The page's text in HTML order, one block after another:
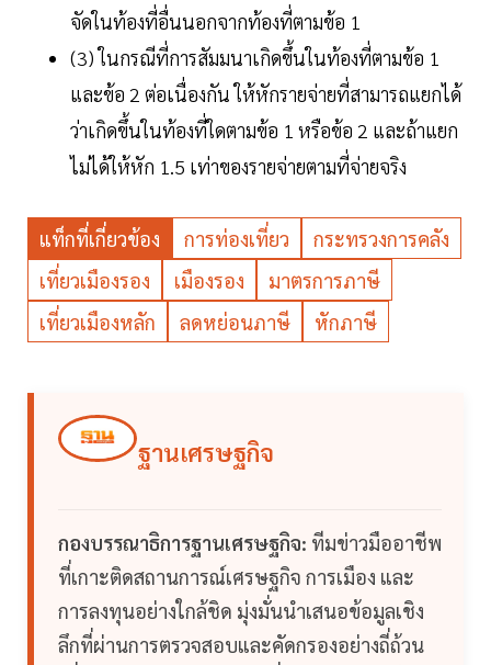
จัดในท้องที่อื่นนอกจากท้องที่ตามข้อ 1
(3) ในกรณีที่การสัมมนาเกิดขึ้นในท้องที่ตามข้อ 1
และข้อ 2 ต่อเนื่องกัน ให้หักรายจ่ายที่สามารถแยกได้
ว่าเกิดขึ้นในท้องที่ใดตามข้อ 1 หรือข้อ 2 และถ้าแยก
ไม่ได้ให้หัก 1.5 เท่าของรายจ่ายตามที่จ่ายจริง
แท็กที่เกี่ยวข้อง การท่องเที่ยว
กระทรวงการคลัง
เที่ยวเมืองรอง
เมืองรอง
มาตรการภาษี
เที่ยวเมืองหลัก
ลดหย่อนภาษี หักภาษี
ฐานเศรษฐกิจ
กองบรรณาธิการฐานเศรษฐกิจ: ทีมข่าวมืออาชีพ
ที่เกาะติดสถานการณ์เศรษฐกิจ การเมือง และ
การลงทุนอย่างใกล้ชิด มุ่งมั่นนำเสนอข้อมูลเชิง
ลึกที่ผ่านการตรวจสอบและคัดกรองอย่างถี่ถ้วน